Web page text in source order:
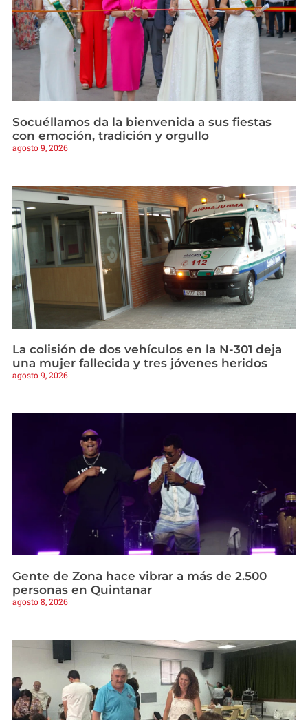
Socuéllamos da la bienvenida a sus fiestas
con emoción, tradición y orgullo
agosto 9, 2026
La colisión de dos vehículos en la N-301 deja
una mujer fallecida y tres jóvenes heridos
agosto 9, 2026
Gente de Zona hace vibrar a más de 2.500
personas en Quintanar
agosto 8, 2026